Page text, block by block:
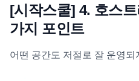
[시작스쿨] 4. 호스
가지 포인트
어떤 공간도 저절로 잘 운영되